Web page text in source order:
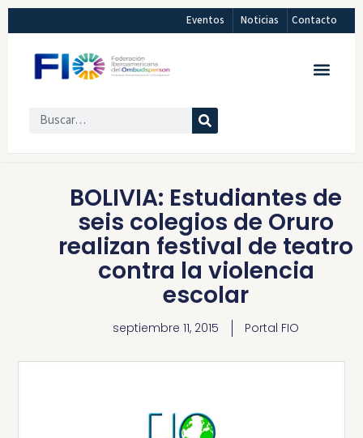
Eventos Noticias Contacto
BOLIVIA: Estudiantes de
seis colegios de Oruro
realizan festival de teatro
contra la violencia
escolar
septiembre 11, 2015 Portal FIO